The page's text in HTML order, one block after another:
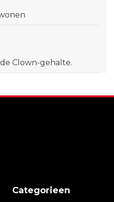
Clown-gehalte.
Categorieen